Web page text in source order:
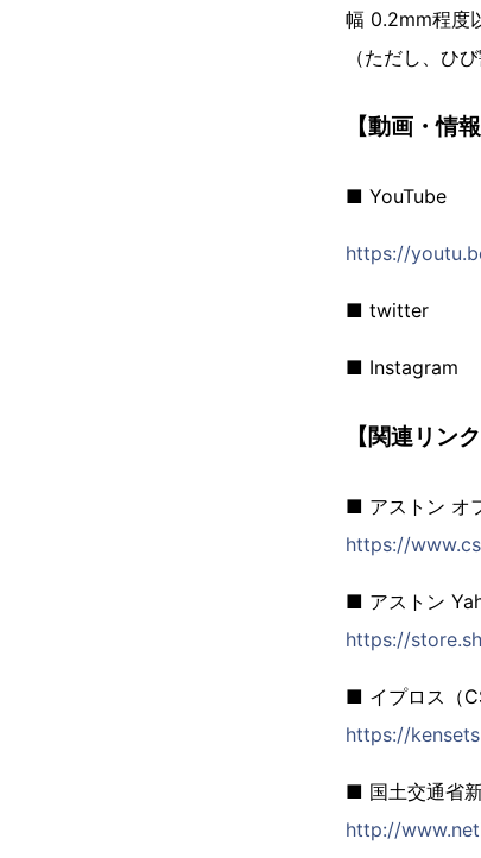
幅 0.2mm程度
（ただし、ひ
【動画・情報
■ YouTube
https://
■ twitter
■ Instagram
【関連リンク
■ アストン オ
https://
■ アストン
https://
■ イプロス（
https://
■ 国土交通省
http://